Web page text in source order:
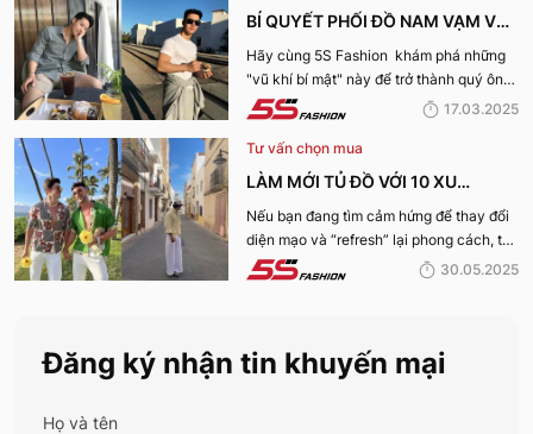
BÍ QUYẾT PHỐI ĐỒ NAM VẠM VỠ
ĐẸP, THU HÚT PHÁI NỮ
Hãy cùng 5S Fashion khám phá những
"vũ khí bí mật" này để trở thành quý ông
thu hút nhờ “tận dụng” triệt để những ưu
nhé:
17.03.2025
Tư vấn chọn mua
LÀM MỚI TỦ ĐỒ VỚI 10 XU
HƯỚNG THỜI TRANG HOT NHẤT
MÙA HÈ 2025
Nếu bạn đang tìm cảm hứng để thay đổi
diện mạo và “refresh” lại phong cách, thì
10 xu hướng thời trang Hè 2025 này
năm nay nhé!
30.05.2025
Đăng ký nhận tin khuyến mại
Họ và tên